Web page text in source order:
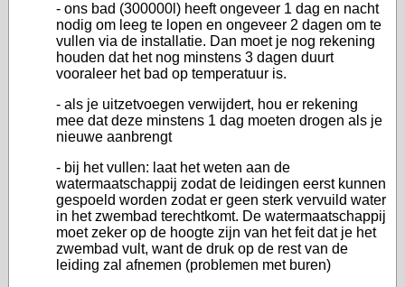
- ons bad (300000l) heeft ongeveer 1 dag en nacht
nodig om leeg te lopen en ongeveer 2 dagen om te
vullen via de installatie. Dan moet je nog rekening
houden dat het nog minstens 3 dagen duurt
vooraleer het bad op temperatuur is.
- als je uitzetvoegen verwijdert, hou er rekening
mee dat deze minstens 1 dag moeten drogen als je
nieuwe aanbrengt
- bij het vullen: laat het weten aan de
watermaatschappij zodat de leidingen eerst kunnen
gespoeld worden zodat er geen sterk vervuild water
in het zwembad terechtkomt. De watermaatschappij
moet zeker op de hoogte zijn van het feit dat je het
zwembad vult, want de druk op de rest van de
leiding zal afnemen (problemen met buren)